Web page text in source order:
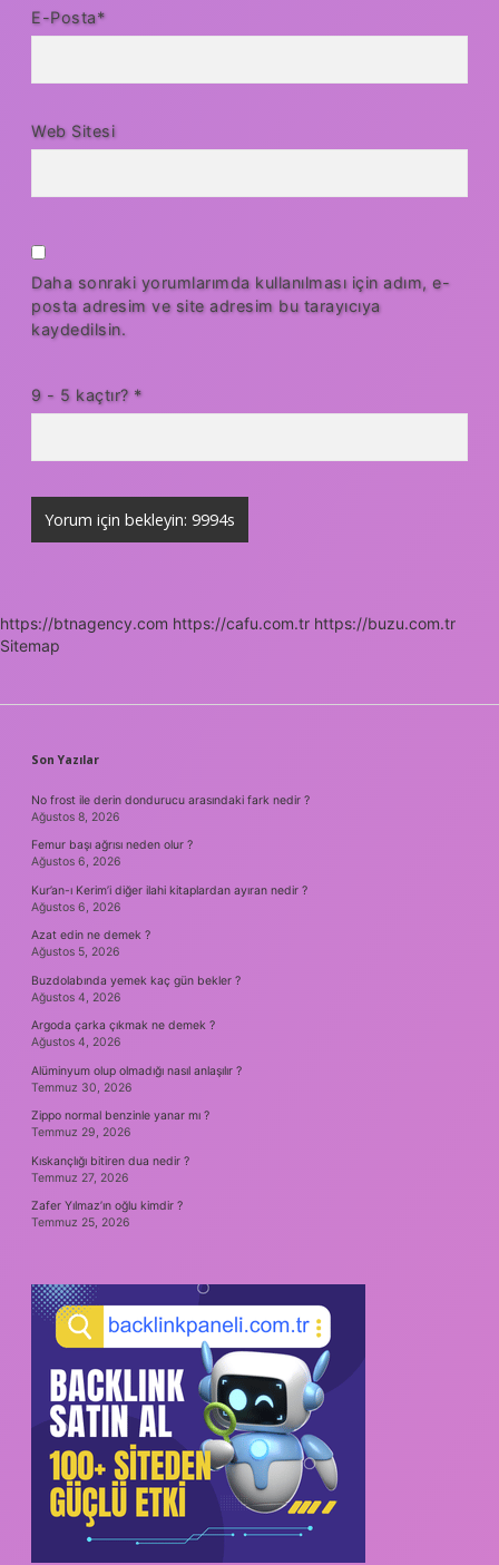
E-Posta*
Web Sitesi
Daha sonraki yorumlarımda kullanılması için adım, e-
posta adresim ve site adresim bu tarayıcıya
kaydedilsin.
9 - 5 kaçtır? *
https://btnagency.com https://cafu.com.tr https://buzu.com.tr
Sitemap
SIDEBAR
Son Yazılar
No frost ile derin dondurucu arasındaki fark nedir ?
Ağustos 8, 2026
Femur başı ağrısı neden olur ?
Ağustos 6, 2026
Kur’an-ı Kerim’i diğer ilahi kitaplardan ayıran nedir ?
Ağustos 6, 2026
Azat edin ne demek ?
Ağustos 5, 2026
Buzdolabında yemek kaç gün bekler ?
Ağustos 4, 2026
Argoda çarka çıkmak ne demek ?
Ağustos 4, 2026
Alüminyum olup olmadığı nasıl anlaşılır ?
Temmuz 30, 2026
Zippo normal benzinle yanar mı ?
Temmuz 29, 2026
Kıskançlığı bitiren dua nedir ?
Temmuz 27, 2026
Zafer Yılmaz’ın oğlu kimdir ?
Temmuz 25, 2026